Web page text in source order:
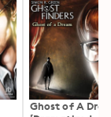
Ghost of A